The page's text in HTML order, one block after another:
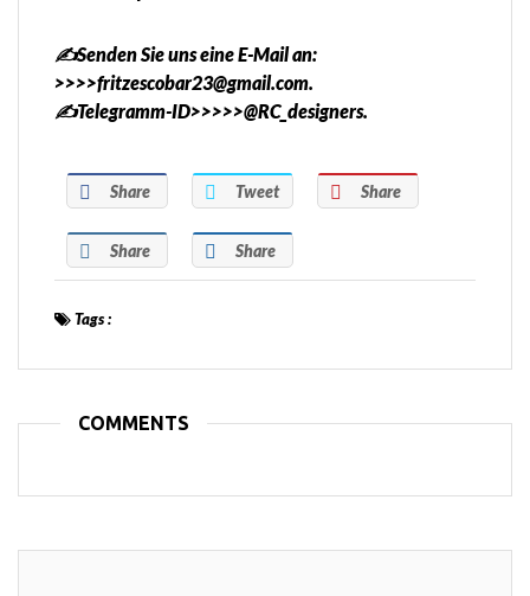
✍️Senden Sie uns eine E-Mail an:
>>>>fritzescobar23@gmail.com.
✍️Telegramm-ID>>>>>@RC_designers.
Share Tweet Share
Share Share
Tags :
COMMENTS